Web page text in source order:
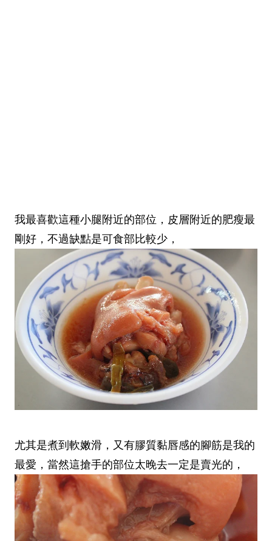
我最喜歡這種小腿附近的部位，皮層附近的肥瘦最
剛好，不過缺點是可食部比較少，
尤其是煮到軟嫩滑，又有膠質黏唇感的腳筋是我的
最愛，當然這搶手的部位太晚去一定是賣光的，